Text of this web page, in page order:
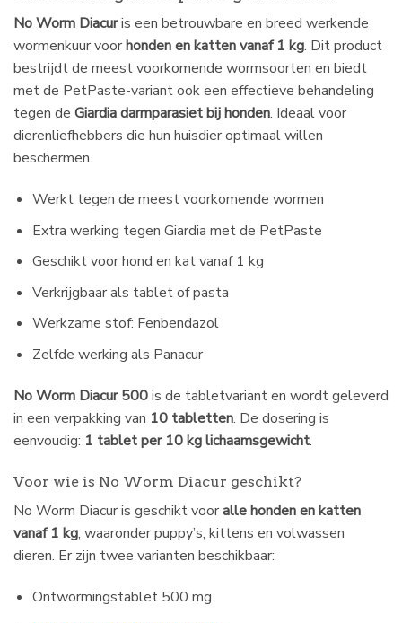
No Worm Diacuris een betrouwbare en breed werkende
wormenkuur voorhonden en katten vanaf 1 kg. Dit product
bestrijdt de meest voorkomende wormsoorten en biedt
met de PetPaste-variant ook een effectieve behandeling
tegen de Giardia darmparasiet bij honden. Ideaal voor
dierenliefhebbers die hun huisdier optimaal willen
beschermen.
Werkt tegen de meest voorkomende wormen
Extra werking tegen Giardia met de PetPaste
Geschikt voor hond en kat vanaf 1 kg
Verkrijgbaar als tablet of pasta
Werkzame stof: Fenbendazol
Zelfde werking als Panacur
No Worm Diacur 500is de tabletvariant en wordt geleverd
in een verpakking van 10 tabletten. De dosering is
eenvoudig: 1 tablet per 10 kg lichaamsgewicht.
Voor wie is No Worm Diacur geschikt?
No Worm Diacur is geschikt vooralle honden en katten
vanaf 1 kg, waaronder puppy’s, kittens en volwassen
dieren. Er zijn twee varianten beschikbaar:
Ontwormingstablet 500 mg